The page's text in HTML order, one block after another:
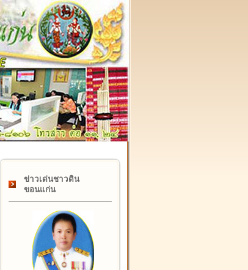
๑๗ กุมภาพันธ์ "วันคล้ายวันสถาปนากรมที่ดิน" ครบรอบ ๑๒๒
ข่าวเด่นชาวดิน
ขอนแก่น